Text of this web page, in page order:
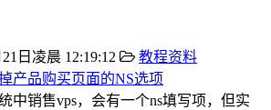
日凌晨 12:19:12 教程资料
中销售vps，会有一个ns填写项，但实